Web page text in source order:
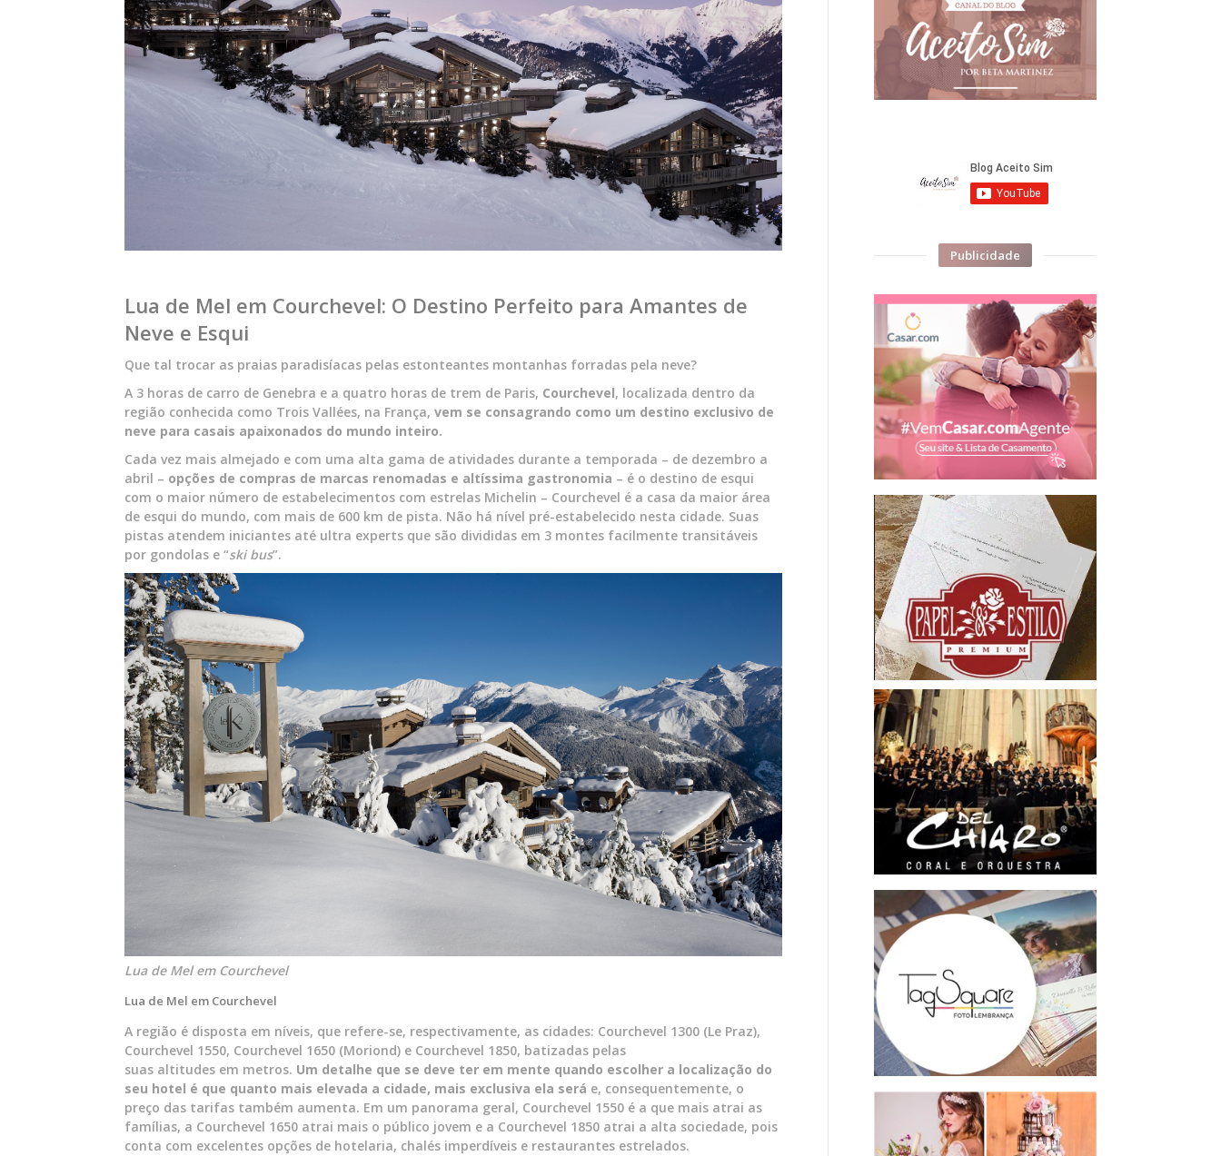
Lua de Mel em Courchevel: O Destino Perfeito para Amantes de
Neve e Esqui
Que tal trocar as praias paradisíacas pelas estonteantes montanhas forradas pela neve?
A 3 horas de carro de Genebra e a quatro horas de trem de Paris, Courchevel, localizada dentro da
região conhecida como Trois Vallées, na França, vem se consagrando como um destino exclusivo de
neve para casais apaixonados do mundo inteiro.
Cada vez mais almejado e com uma alta gama de atividades durante a temporada – de dezembro a
abril – opções de compras de marcas renomadas e altíssima gastronomia – é o destino de esqui
com o maior número de estabelecimentos com estrelas Michelin – Courchevel é a casa da maior área
de esqui do mundo, com mais de 600 km de pista. Não há nível pré-estabelecido nesta cidade. Suas
pistas atendem iniciantes até ultra experts que são divididas em 3 montes facilmente transitáveis
por gondolas e “ski bus”.
Lua de Mel em Courchevel
Lua de Mel em Courchevel
A região é disposta em níveis, que refere-se, respectivamente, as cidades: Courchevel 1300 (Le Praz),
Courchevel 1550, Courchevel 1650 (Moriond) e Courchevel 1850, batizadas pelas
suas altitudes em metros. Um detalhe que se deve ter em mente quando escolher a localização do
seu hotel é que quanto mais elevada a cidade, mais exclusiva ela será e, consequentemente, o
preço das tarifas também aumenta. Em um panorama geral, Courchevel 1550 é a que mais atrai as
famílias, a Courchevel 1650 atrai mais o público jovem e a Courchevel 1850 atrai a alta sociedade, pois
conta com excelentes opções de hotelaria, chalés imperdíveis e restaurantes estrelados.
Publicidade